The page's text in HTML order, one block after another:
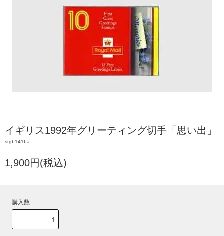
イギリス1992年グリーティング切手「思い出」
stgb1416a
1,900円(税込)
購入数